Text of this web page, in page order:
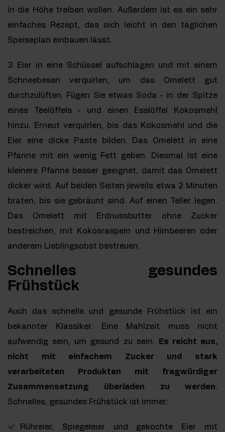
in die Höhe treiben wollen. Außerdem ist es ein sehr
einfaches Rezept, das sich leicht in den täglichen
Speiseplan einbauen lässt.
3 Eier in eine Schüssel aufschlagen und mit einem
Schneebesen verquirlen, um das Omelett gut
durchzulüften. Fügen Sie etwas Soda - in der Spitze
eines Teelöffels - und einen Esslöffel Kokosmehl
hinzu. Erneut verquirlen, bis das Kokosmehl und die
Eier eine dicke Paste bilden. Das Omelett in eine
Pfanne mit ein wenig Fett geben. Diesmal ist eine
kleinere Pfanne besser geeignet, damit das Omelett
dicker wird. Auf beiden Seiten jeweils etwa 2 Minuten
braten, bis sie gebräunt sind. Auf einen Teller legen.
Das Omelett mit Erdnussbutter ohne Zucker
bestreichen, mit Kokosraspeln und Himbeeren oder
anderem Lieblingsobst bestreuen.
Schnelles gesundes
Frühstück
Auch das schnelle und gesunde Frühstück ist ein
bekannter Klassiker. Eine Mahlzeit muss nicht
aufwendig sein, um gesund zu sein.
Es reicht aus,
nicht mit einfachem Zucker und stark
verarbeiteten Produkten mit fragwürdiger
Zusammensetzung überladen zu werden.
Schnelles, gesundes Frühstück ist immer:
Rühreier, Spiegeleier und gekochte Eier mit